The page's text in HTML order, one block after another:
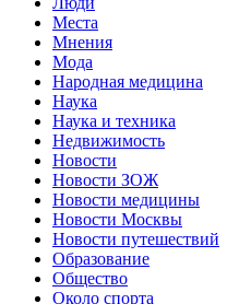
Места
Мнения
Мода
Народная медицина
Наука
Наука и техника
Недвижимость
Новости
Новости ЗОЖ
Новости медицины
Новости Москвы
Новости путешествий
Образование
Общество
Около спорта